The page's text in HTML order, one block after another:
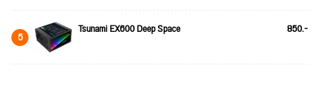
5 Tsunami EX600 Deep Space 850.-